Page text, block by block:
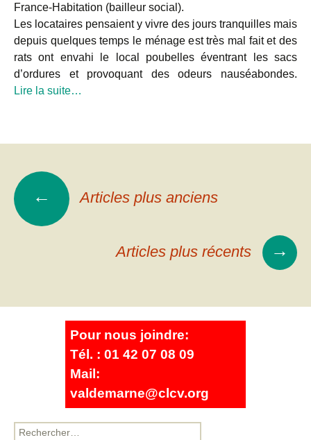
France-Habitation (bailleur social).
Les locataires pensaient y vivre des jours tranquilles mais
depuis quelques temps le ménage est très mal fait et des
rats ont envahi le local poubelles éventrant les sacs
d’ordures et provoquant des odeurs nauséabondes.
Lire la suite…
← Articles plus anciens
Articles plus récents →
Pour nous joindre:
Tél. : 01 42 07 08 09
Mail:
valdemarne@clcv.org